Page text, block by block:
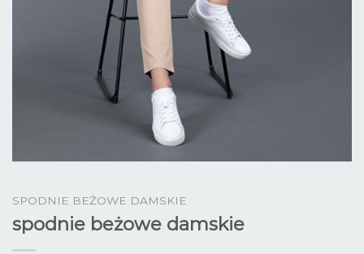
SPODNIE BEŻOWE DAMSKIE
spodnie beżowe damskie